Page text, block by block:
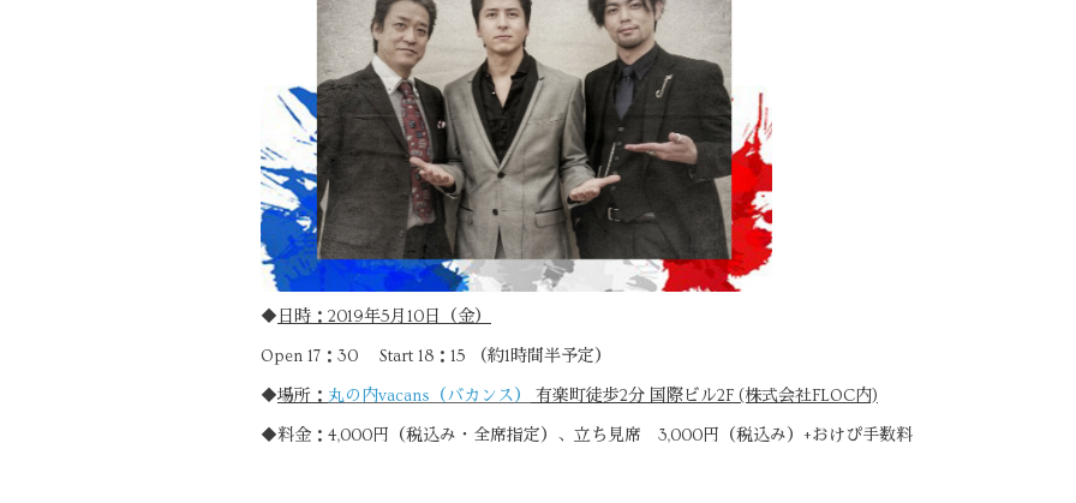
◆ 日時：2019年5月10日（金）
Open 17：30 Start 18：15 （約1時間半予定）
◆場所： 丸の内vacans（バカンス） 有楽町徒歩2分 国際ビル2F (株式会社FLOC内)
◆料金：4,000円（税込み・全席指定）、立ち見席 3,000円（税込み）+おけぴ手数料